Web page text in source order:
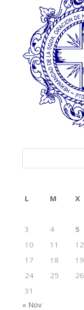
L M X
3
4 5
10
11 12
17
18 19
24
25 26
31
« Nov